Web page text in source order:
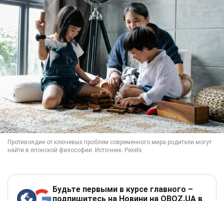
Будьте первыми в курсе главного –
подпишитесь на Новини на OBOZ.UA в